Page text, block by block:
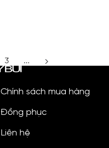
3 ...
Chính sách mua hàng
Đồng phục
Liên hệ